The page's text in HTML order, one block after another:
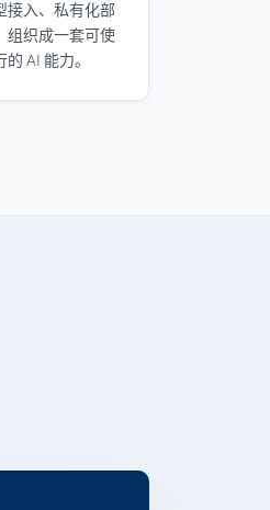
接入、私有化部
组织成一套可使
AI 能力。